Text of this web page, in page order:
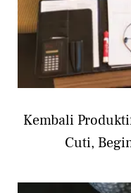
Kembali
Cuti,